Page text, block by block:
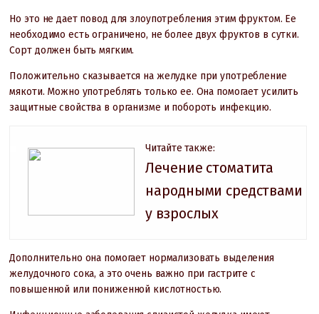
Но это не дает повод для злоупотребления этим фруктом. Ее
необходимо есть ограничено, не более двух фруктов в сутки.
Сорт должен быть мягким.
Положительно сказывается на желудке при употребление
мякоти. Можно употреблять только ее. Она помогает усилить
защитные свойства в организме и побороть инфекцию.
Читайте также:
Лечение стоматита
народными средствами
у взрослых
Дополнительно она помогает нормализовать выделения
желудочного сока, а это очень важно при гастрите с
повышенной или пониженной кислотностью.